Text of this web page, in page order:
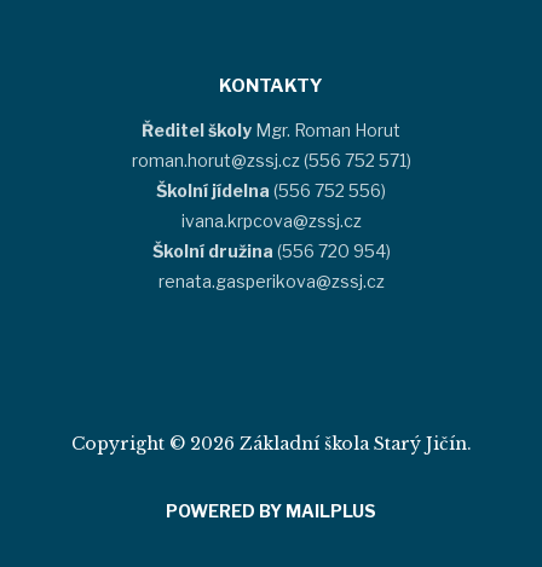
KONTAKTY
Ředitel školy Mgr. Roman Horut
roman.horut@zssj.cz (556 752 571)
Školní jídelna (556 752 556)
ivana.krpcova@zssj.cz
Školní družina (556 720 954)
renata.gasperikova@zssj.cz
Copyright © 2026 Základní škola Starý Jičín.
POWERED BY MAILPLUS